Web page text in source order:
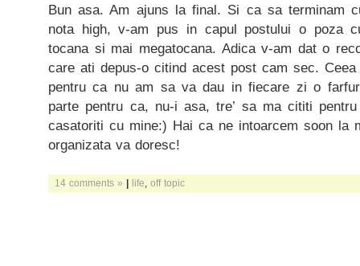
Bun asa. Am ajuns la final. Si ca sa terminam
nota high, v-am pus in capul postului o poza
tocana si mai megatocana. Adica v-am dat o
care ati depus-o citind acest post cam sec.
pentru ca nu am sa va dau in fiecare zi o
parte pentru ca, nu-i asa, tre’ sa ma cititi
casatoriti cu mine:) Hai ca ne intoarcem soon la
organizata va doresc!
14 comments » | life off topic